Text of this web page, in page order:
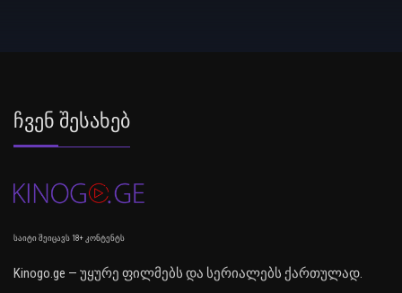
Ჩვენ Შესახებ
საიტი შეიცავს 18+ კონტენტს
Kinogo.ge — უყურე ფილმებს და სერიალებს ქართულად.